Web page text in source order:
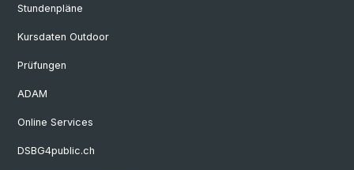
Stundenpläne
Kursdaten Outdoor
Prüfungen
ADAM
Online Services
DSBG4public.ch